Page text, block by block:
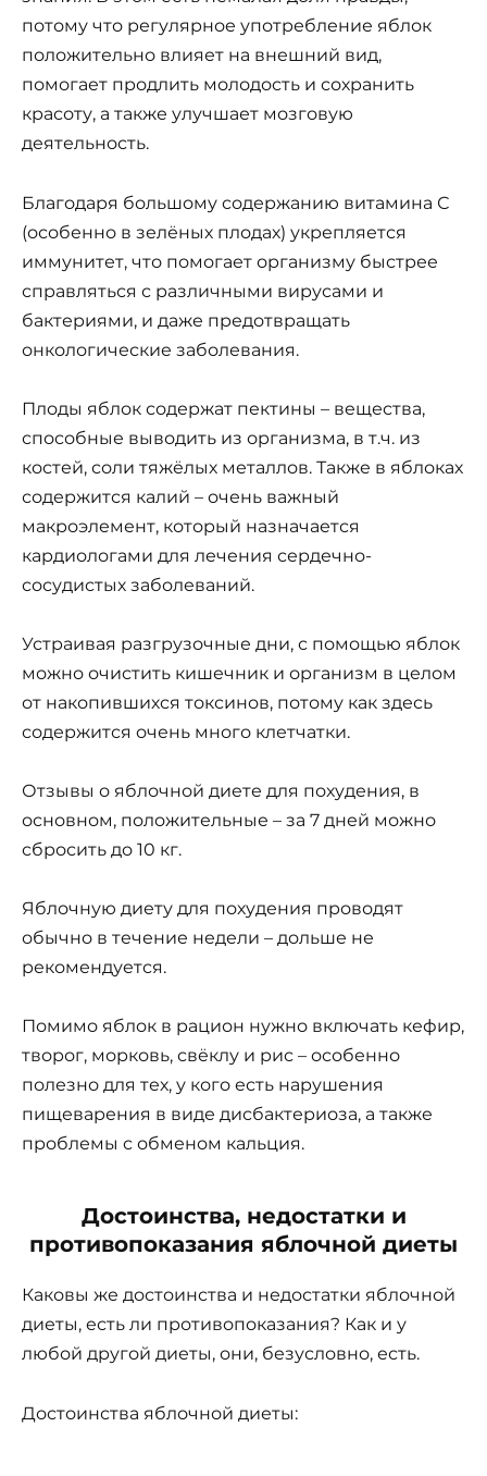
потому что регулярное употребление яблок
положительно влияет на внешний вид,
помогает продлить молодость и сохранить
красоту, а также улучшает мозговую
деятельность.
Благодаря большому содержанию витамина С
(особенно в зелёных плодах) укрепляется
иммунитет, что помогает организму быстрее
справляться с различными вирусами и
бактериями, и даже предотвращать
онкологические заболевания.
Плоды яблок содержат пектины – вещества,
способные выводить из организма, в т.ч. из
костей, соли тяжёлых металлов. Также в яблоках
содержится калий – очень важный
макроэлемент, который назначается
кардиологами для лечения сердечно-
сосудистых заболеваний.
Устраивая разгрузочные дни, с помощью яблок
можно очистить кишечник и организм в целом
от накопившихся токсинов, потому как здесь
содержится очень много клетчатки.
Отзывы о яблочной диете для похудения, в
основном, положительные – за 7 дней можно
сбросить до 10 кг.
Яблочную диету для похудения проводят
обычно в течение недели – дольше не
рекомендуется.
Помимо яблок в рацион нужно включать кефир,
творог, морковь, свёклу и рис – особенно
полезно для тех, у кого есть нарушения
пищеварения в виде дисбактериоза, а также
проблемы с обменом кальция.
Достоинства, недостатки и
противопоказания яблочной диеты
Каковы же достоинства и недостатки яблочной
диеты, есть ли противопоказания? Как и у
любой другой диеты, они, безусловно, есть.
Достоинства яблочной диеты: